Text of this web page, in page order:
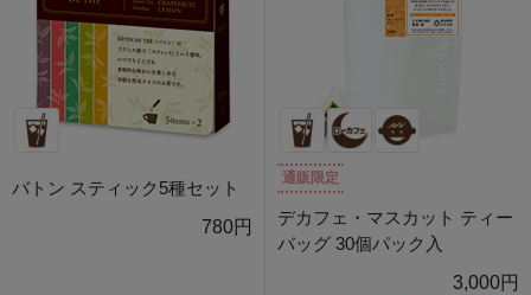
バトン スティック5種セット
780円
通販限定
デカフェ・マスカット ティー
バッグ 30個パック入
3,000円